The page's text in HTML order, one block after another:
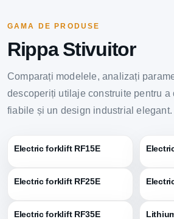
GAMA DE PRODUSE
Rippa Stivuitor
Comparați modelele, analizați
descoperiți utilaje construite pentru a
fiabile și un design industrial elegant.
Electric forklift RF15E
Electric forklift RF25E
Electric forklift RF35E